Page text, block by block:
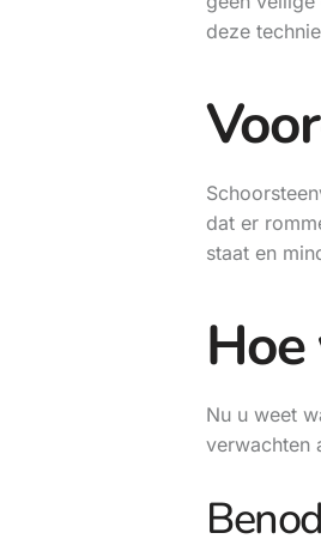
deze
dat er
staat en
Nu u weet
verwachten